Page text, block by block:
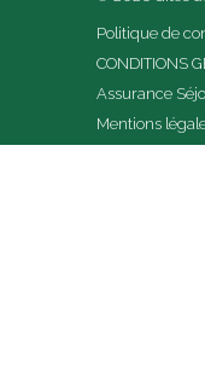
Politique de
CONDITIONS
Assurance
Mentions